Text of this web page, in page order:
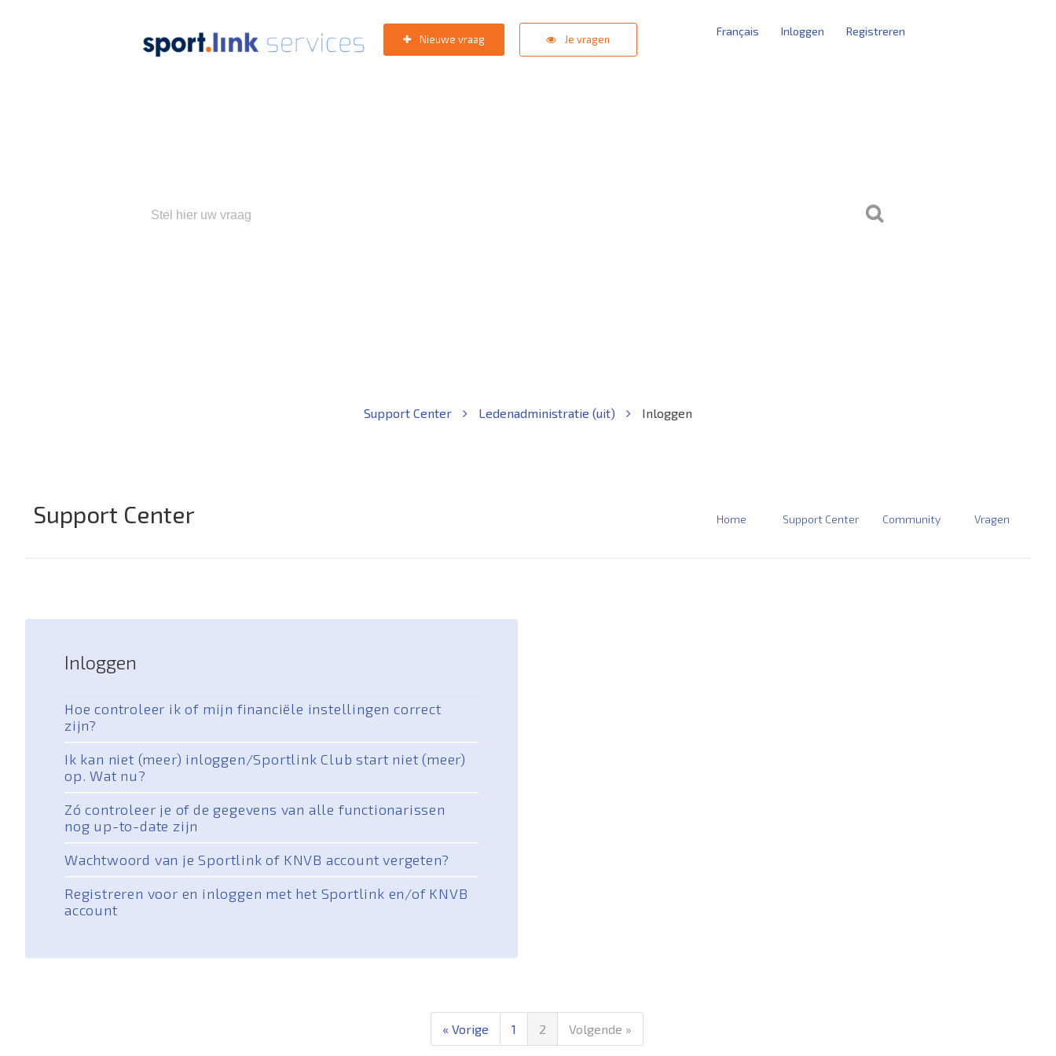
Nieuwe vraag Je vragen
Français Inloggen Registreren
Support Center Ledenadministratie (uit) Inloggen
Support Center Home Support Center Community Vragen
Inloggen
Hoe controleer ik of mijn financiële instellingen correct
zijn?
Ik kan niet (meer) inloggen/Sportlink Club start niet (meer)
op. Wat nu?
Zó controleer je of de gegevens van alle functionarissen
nog up-to-date zijn
Wachtwoord van je Sportlink of KNVB account vergeten?
Registreren voor en inloggen met het Sportlink en/of KNVB
account
« Vorige 1 2 Volgende »